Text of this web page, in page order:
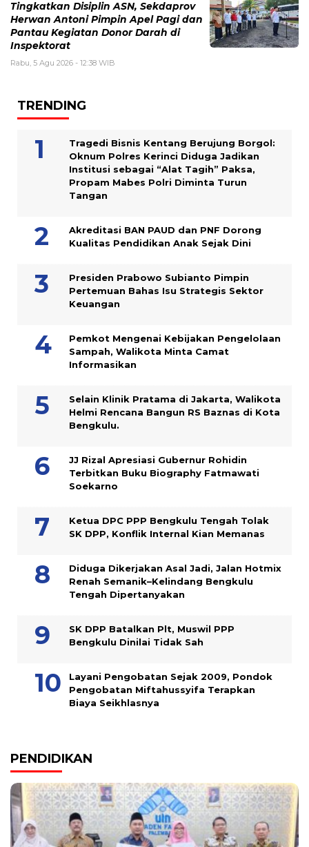
Tingkatkan Disiplin ASN, Sekdaprov
Herwan Antoni Pimpin Apel Pagi dan
Pantau Kegiatan Donor Darah di
Inspektorat
Rabu, 5 Agu 2026 - 12:38 WIB
TRENDING
Tragedi Bisnis Kentang Berujung Borgol:
Oknum Polres Kerinci Diduga Jadikan
Institusi sebagai “Alat Tagih” Paksa,
Propam Mabes Polri Diminta Turun
Tangan
Akreditasi BAN PAUD dan PNF Dorong
Kualitas Pendidikan Anak Sejak Dini
Presiden Prabowo Subianto Pimpin
Pertemuan Bahas Isu Strategis Sektor
Keuangan
Pemkot Mengenai Kebijakan Pengelolaan
Sampah, Walikota Minta Camat
Informasikan
Selain Klinik Pratama di Jakarta, Walikota
Helmi Rencana Bangun RS Baznas di Kota
Bengkulu.
JJ Rizal Apresiasi Gubernur Rohidin
Terbitkan Buku Biography Fatmawati
Soekarno
Ketua DPC PPP Bengkulu Tengah Tolak
SK DPP, Konflik Internal Kian Memanas
Diduga Dikerjakan Asal Jadi, Jalan Hotmix
Renah Semanik–Kelindang Bengkulu
Tengah Dipertanyakan
SK DPP Batalkan Plt, Muswil PPP
Bengkulu Dinilai Tidak Sah
Layani Pengobatan Sejak 2009, Pondok
Pengobatan Miftahussyifa Terapkan
Biaya Seikhlasnya
PENDIDIKAN